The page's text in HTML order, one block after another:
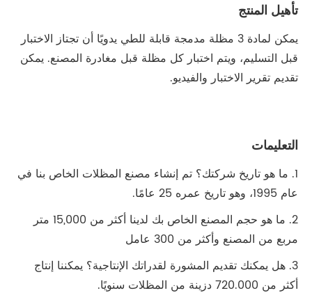
تأهيل المنتج
يمكن لمادة 3 مظلة مدمجة قابلة للطي يدويًا أن تجتاز الاختبار
قبل التسليم، ويتم اختبار كل مظلة قبل مغادرة المصنع. يمكن
تقديم تقرير الاختبار والفيديو.
التعليمات
1. ما هو تاريخ شركتك؟ تم إنشاء مصنع المظلات الخاص بنا في
عام 1995، وهو تاريخ عمره 25 عامًا.
2. ما هو حجم المصنع الخاص بك لدينا أكثر من 15,000 متر
مربع من المصنع وأكثر من 300 عامل
3. هل يمكنك تقديم المشورة لقدراتك الإنتاجية؟ يمكننا إنتاج
أكثر من 720.000 دزينة من المظلات سنويًا.